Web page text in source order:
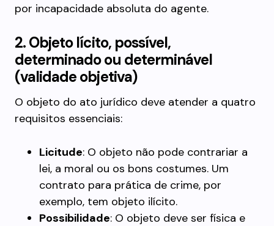
por incapacidade absoluta do agente.
2. Objeto lícito, possível,
determinado ou determinável
(validade objetiva)
O objeto do ato jurídico deve atender a quatro
requisitos essenciais:
Licitude: O objeto não pode contrariar a
lei, a moral ou os bons costumes. Um
contrato para prática de crime, por
exemplo, tem objeto ilícito.
Possibilidade: O objeto deve ser física e